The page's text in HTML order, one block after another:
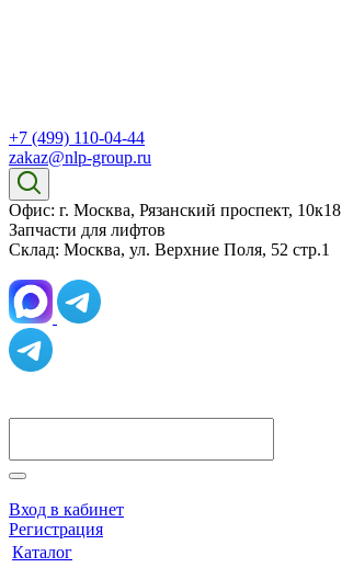
+7 (499) 110-04-44
zakaz@nlp-group.ru
Офис: г. Москва, Рязанский проспект, 10к18
Запчасти для лифтов
Склад: Москва, ул. Верхние Поля, 52 стр.1
Вход в кабинет
Регистрация
Каталог